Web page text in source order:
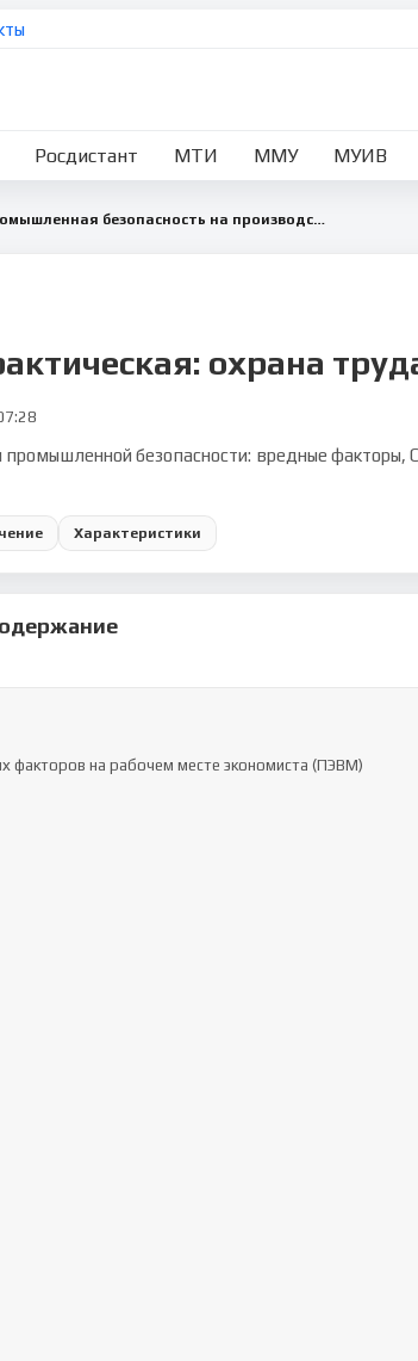
Росдистант МТИ ММУ МУИВ
Охрана труда и промышленная безопасность на производстве
охрана
промышленной безопасности: вредные
Характеристики
факторов на рабочем месте экономиста (ПЭВМ)